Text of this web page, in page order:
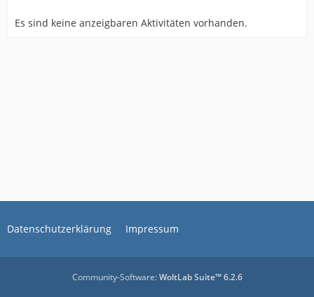
Es sind keine anzeigbaren Aktivitäten vorhanden.
Datenschutzerklärung Impressum
Community-Software:WoltLab Suite™ 6.2.6